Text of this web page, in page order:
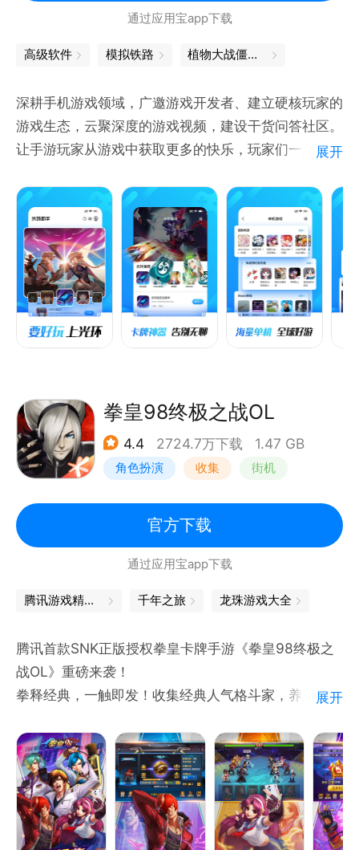
通过应用宝app下载
高级软件 模拟铁路 植物大战僵尸主题
深耕手机游戏领域，广邀游戏开发者、建立硬核玩家的
游戏生态，云聚深度的游戏视频，建设干货问答社区。
让手游玩家从游戏中获取更多的快乐，玩家们一起分享
要好玩，上光环！
产品特点：
1.手机游戏玩家爱好者们的贴心助手！
2.游戏开发者、玩家分享生态，全球好游一网打尽！
3.深耕游戏问答，海量游戏大V在线答疑，游戏无难
题！
4.游戏视频广场，更高效的游戏资讯获取，好不好玩看
展开
拳皇98终极之战OL
4.4 2724.7万下载 1.47 GB
角色扮演 收集 街机
官方下载
通过应用宝app下载
腾讯游戏精品汇聚，让你畅玩不停 千年之旅 龙珠游戏大全
腾讯首款SNK正版授权拳皇卡牌手游《拳皇98终极之
战OL》重磅来袭！
拳释经典，一触即发！收集经典人气格斗家，养成最强
你带来畅爽体验。丰富的养成系统，多彩的格斗家搭
配，精准的还原度，梦回那些曾经一起经历的拳皇岁
月！
展开